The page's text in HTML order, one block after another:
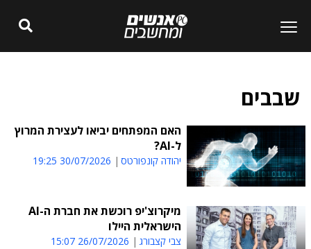
שבבים
האם המפתחים יביאו לעצירת המרוץ
ל-AI?
יהודה קונפורטס 30/07/2026 19:25
מיקרוצ'יפ רוכשת את חברת ה-AI
הישראלית היילו
צבי קצבורג 26/07/2026 15:07